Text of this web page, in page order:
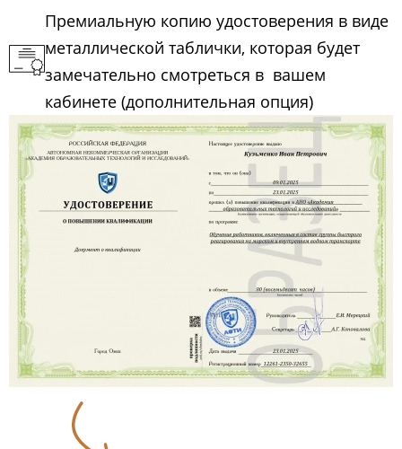
Премиальную копию удостоверения в виде
металлической таблички, которая будет
замечательно смотреться в вашем
кабинете (дополнительная опция)